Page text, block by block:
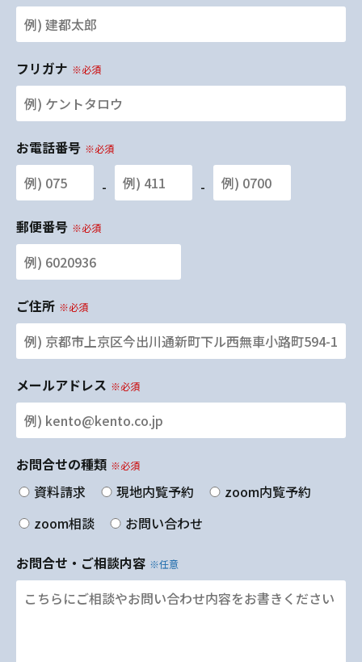
フリガナ ※必須
お電話番号 ※必須
- -
郵便番号 ※必須
ご住所 ※必須
メールアドレス ※必須
お問合せの種類 ※必須
資料請求 現地内覧予約
zoom内覧予約
zoom相談
お問い合わせ
お問合せ・ご相談内容 ※任意